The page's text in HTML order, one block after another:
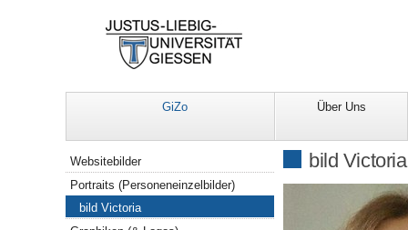
GiZo Über Uns
bild Victoria
Navigation
Websitebilder
Portraits (Personeneinzelbilder)
bild Victoria